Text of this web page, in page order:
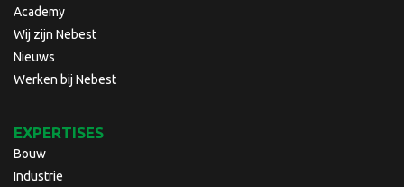
Academy
Wij zijn Nebest
Nieuws
Werken bij Nebest
EXPERTISES
Bouw
Industrie